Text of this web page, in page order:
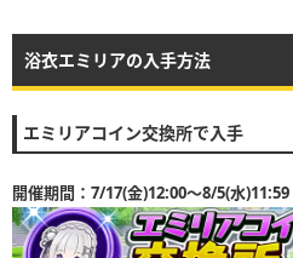
浴衣エミリアの入手方法
エミリアコイン交換所で入手
開催期間：7/17(金)12:00〜8/5(水)11:59